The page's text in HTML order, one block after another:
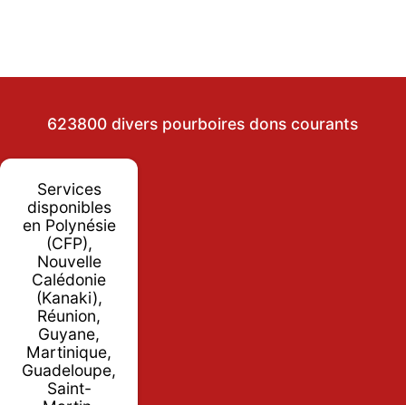
623800 divers pourboires dons courants
Services
disponibles
en Polynésie
(CFP),
Nouvelle
Calédonie
(Kanaki),
Réunion,
Guyane,
Martinique,
Guadeloupe,
Saint-